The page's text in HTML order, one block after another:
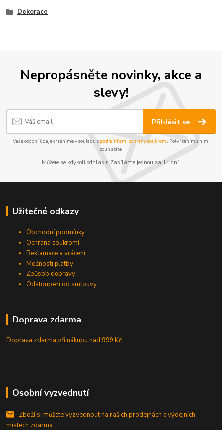
Dekorace
Nepropásněte novinky, akce a
slevy!
Přihlásit se
Vaše osobní údaje chráníme v souladu s podmínkami ochrany soukromí. Potvrzením s nimi
souhlasíte.
Můžete se kdykoli odhlásit. Zasíláme jednou za 14 dní.
Užitečné odkazy
Obchodní podmínky
Ochrana soukromí
Reklamace a vrácení
Možnosti platby
Způsob dopravy
Odstoupení od smlouvy
Doprava zdarma
Doprava zdarma při nákupunad 999 Kč
Osobní vyzvednutí
Zboží si můžete vyzvednout na našich prodejnách a výdejních
místech zdarma.